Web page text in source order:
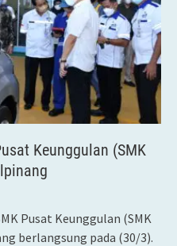
Keunggulan (SMK
Pusat Keunggulan (SMK
berlangsung pada (30/3).